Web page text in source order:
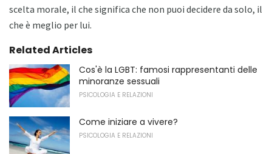
scelta morale, il che significa che non puoi decidere da solo, il
che è meglio per lui.
Related Articles
Cos'è la LGBT: famosi rappresentanti delle
minoranze sessuali
PSICOLOGIA E RELAZIONI
Come iniziare a vivere?
PSICOLOGIA E RELAZIONI